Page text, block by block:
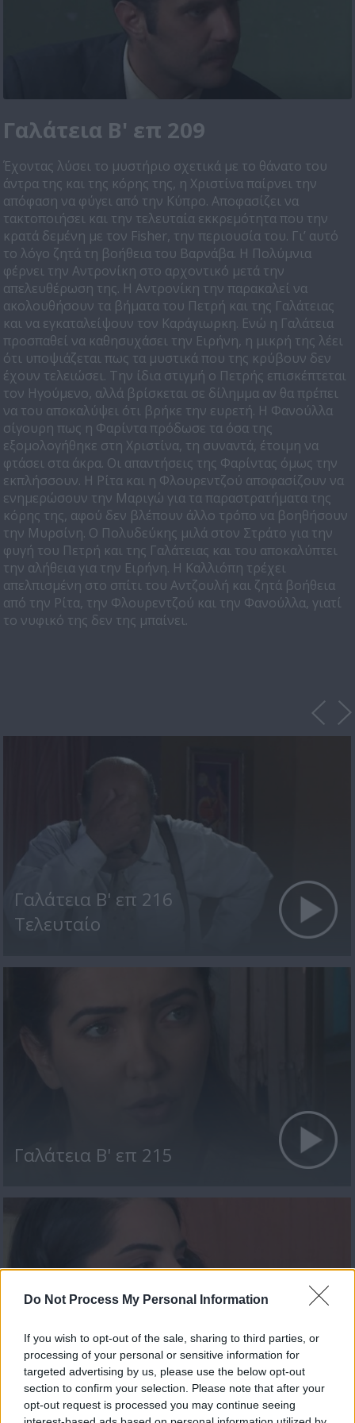
Do Not Process My Personal Information
If you wish to opt-out of the sale, sharing to third parties, or
processing of your personal or sensitive information for
targeted advertising by us, please use the below opt-out
section to confirm your selection. Please note that after your
opt-out request is processed you may continue seeing
Γαλάτεια Β' επ 209
Έχοντας λύσει το μυστήριο σχετικά με το θάνατο του
άντρα της και της κόρης της, η Χριστίνα παίρνει την
απόφαση να φύγει από την Κύπρο. Αποφασίζει να
τακτοποιήσει και την τελευταία εκκρεμότητα που την
κρατά δεμένη με τον Fisher, την περιουσία του. Γι’ αυτό
το λόγο ζητά τη βοήθεια του Βαρνάβα. Η Πολύμνια
φέρνει την Αντρονίκη στο αρχοντικό μετά την
απελευθέρωση της. Η Αντρονίκη την παρακαλεί να
ακολουθήσουν τα βήματα του Πετρή και της Γαλάτειας
και να εγκαταλείψουν τον Καράγιωρκη. Ενώ η Γαλάτεια
προσπαθεί να καθησυχάσει την Ειρήνη, η μικρή της λέει
ότι υποψιάζεται πως τα μυστικά που της κρύβουν δεν
έχουν τελειώσει. Την ίδια στιγμή ο Πετρής επισκέπτεται
τον Ηγούμενο, αλλά βρίσκεται σε δίλημμα αν θα πρέπει
να του αποκαλύψει ότι βρήκε την ευρετή. Η Φανούλλα
σίγουρη πως η Φαρίντα πρόδωσε τα όσα της
εξομολογήθηκε στη Χριστίνα, τη συναντά, έτοιμη να
φτάσει στα άκρα. Οι απαντήσεις της Φαρίντας όμως την
εκπλήσσουν. Η Ρίτα και η Φλουρεντζού αποφασίζουν να
ενημερώσουν την Μαριγώ για τα παραστρατήματα της
κόρης της, αφού δεν βλέπουν άλλο τρόπο να βοηθήσουν
την Μυρσίνη. Ο Πολυδεύκης μιλά στον Στράτο για την
φυγή του Πετρή και της Γαλάτειας και του αποκαλύπτει
την αλήθεια για την Ειρήνη. Η Καλλιόπη τρέχει
απελπισμένη στο σπίτι του Αντζουλή και ζητά βοήθεια
από την Ρίτα, την Φλουρεντζού και την Φανούλλα, γιατί
το νυφικό της δεν της μπαίνει.
Γαλάτεια Β' επ 216
Τελευταίο
Γαλάτεια Β' επ 215
Γαλάτεια Β' επ 214